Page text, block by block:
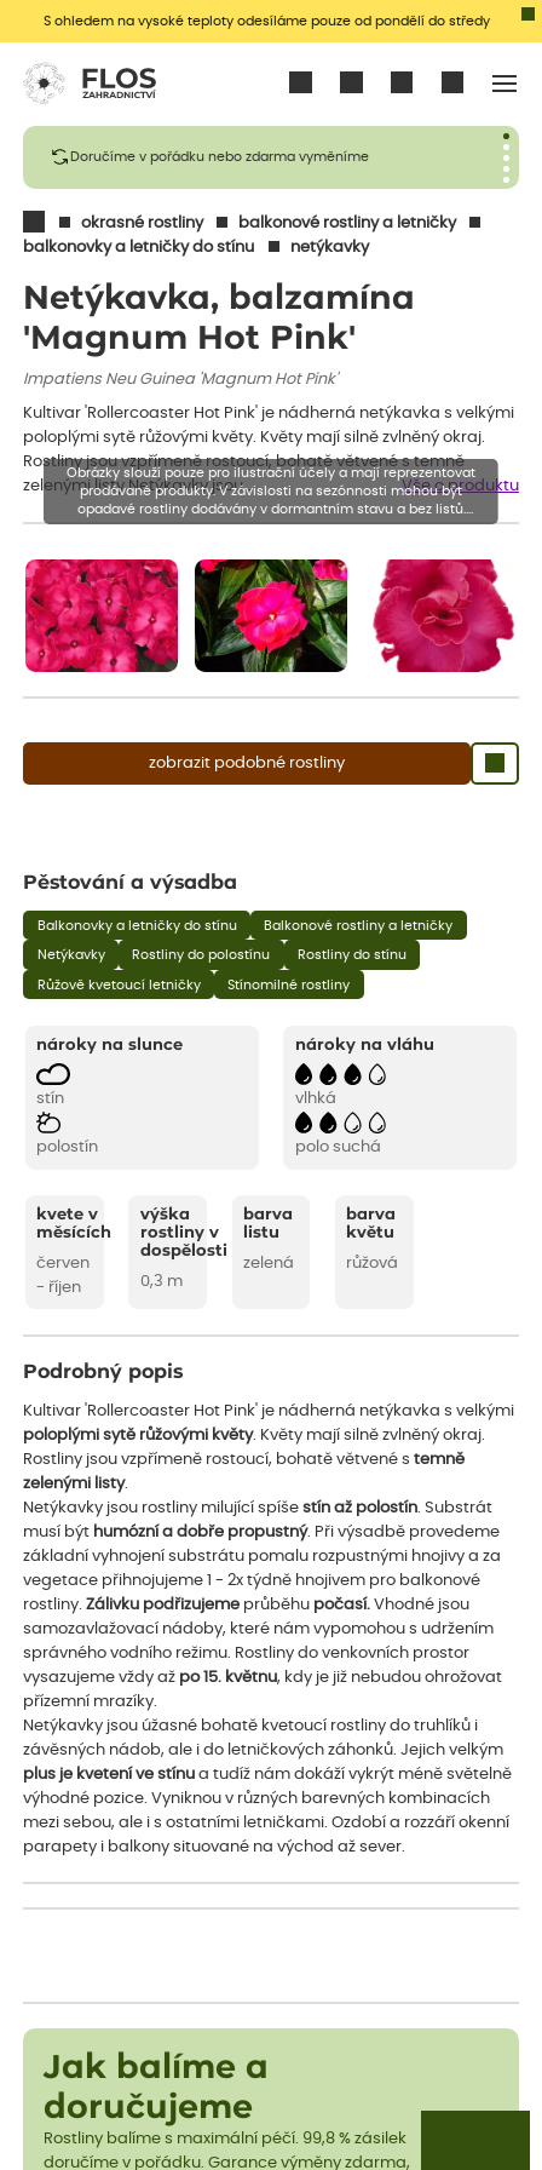
S ohledem na vysoké teploty odesíláme pouze od pondělí do středy
Doručíme v pořádku nebo zdarma vyměníme
okrasné rostliny
balkonové rostliny a letničky
balkonovky a letničky do stínu
netýkavky
Netýkavka, balzamína
'Magnum Hot Pink'
Impatiens Neu Guinea 'Magnum Hot Pink'
Kultivar 'Rollercoaster Hot Pink' je nádherná netýkavka s velkými
poloplými sytě růžovými květy. Květy mají silně zvlněný okraj.
Rostliny jsou vzpřímeně rostoucí, bohatě větvené s temně
zelenými listy.Netýkavky jsou…
Vše o produktu
zobrazit podobné rostliny
Obrázky slouží pouze pro ilustrační účely a mají reprezentovat
prodávané produkty. V závislosti na sezónnosti mohou být
opadavé rostliny dodávány v dormantním stavu a bez listů.
Rostliny mohou být také sestřiženy níže, než je uvedená výška,
Pěstování a výsadba
Balkonovky a letničky do stínu Balkonové rostliny a letničky
Netýkavky Rostliny do polostínu Rostliny do stínu
Růžově kvetoucí letničky Stínomilné rostliny
nároky na slunce
stín
polostín
nároky na vláhu
vlhká
polo suchá
kvete v
měsících
červen
- říjen
výška
rostliny v
dospělosti
0,3 m
barva
listu
zelená
barva
květu
růžová
Podrobný popis
Kultivar 'Rollercoaster Hot Pink' je nádherná netýkavka s velkými
poloplými sytě růžovými květy. Květy mají silně zvlněný okraj.
Rostliny jsou vzpřímeně rostoucí, bohatě větvené stemně
zelenými listy.
Netýkavky jsou rostliny milující spíšestín až polostín. Substrát
musí být humózní a dobře propustný. Při výsadbě provedeme
základní vyhnojení substrátu pomalu rozpustnými hnojivy a za
vegetace přihnojujeme 1 - 2x týdně hnojivem pro balkonové
rostliny.Zálivku podřizujeme průběhu počasí. Vhodné jsou
samozavlažovací nádoby, které nám vypomohou s udržením
správného vodního režimu. Rostliny do venkovních prostor
vysazujeme vždy až po 15. květnu, kdy je již nebudou ohrožovat
přízemní mrazíky.
Netýkavky jsou úžasné bohatě kvetoucí rostliny do truhlíků i
závěsných nádob, ale i do letničkových záhonků. Jejich velkým
plus je kvetení ve stínu a tudíž nám dokáží vykrýt méně světelně
výhodné pozice. Vyniknou v různých barevných kombinacích
mezi sebou, ale i s ostatními letničkami. Ozdobí a rozzáří okenní
parapety i balkony situované na východ až sever.
Jak balíme a
doručujeme
Rostliny balíme s maximální péčí. 99,8 % zásilek
doručíme v pořádku. Garance výměny zdarma,